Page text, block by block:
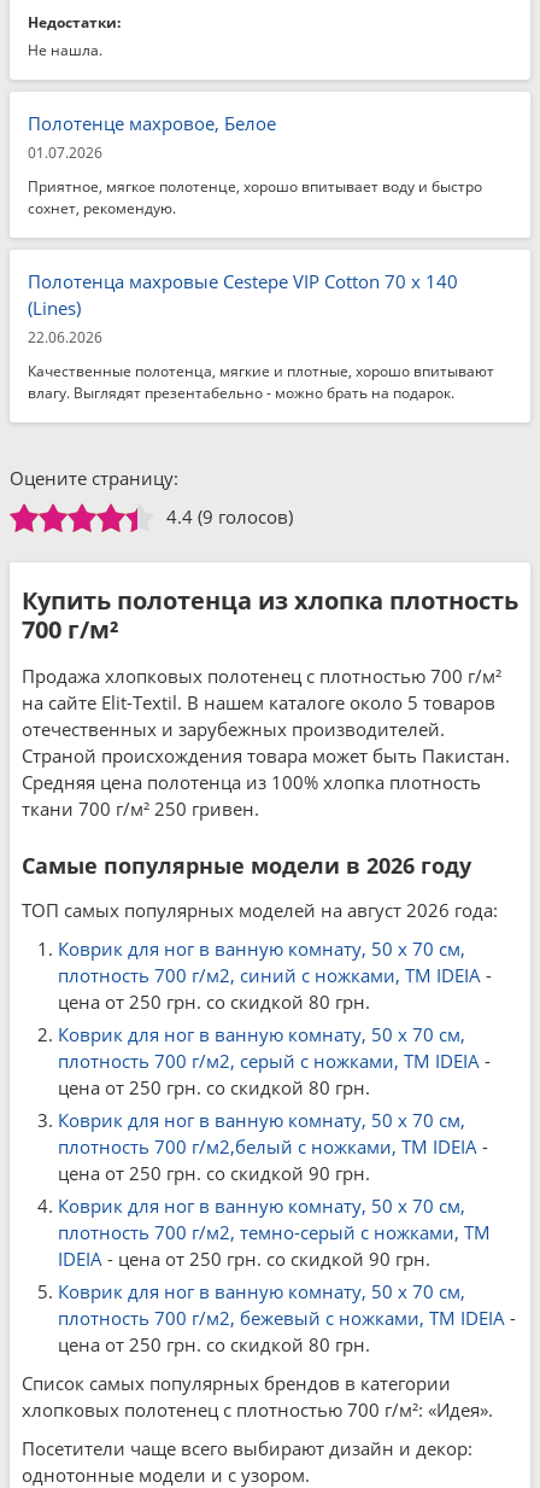
Недостатки:
Не нашла.
Полотенце махровое, Белое
01.07.2026
Приятное, мягкое полотенце, хорошо впитывает воду и быстро
сохнет, рекомендую.
Полотенца махровые Cestepe VIP Cotton 70 x 140
(Lines)
22.06.2026
Качественные полотенца, мягкие и плотные, хорошо впитывают
влагу. Выглядят презентабельно - можно брать на подарок.
Оцените страницу:
4.4 (9 голосов)
Купить полотенца из хлопка плотность
700 г/м²
Продажа хлопковых полотенец с плотностью 700 г/м²
на сайте Elit-Textil. В нашем каталоге около 5 товаров
отечественных и зарубежных производителей.
Страной происхождения товара может быть Пакистан.
Средняя цена полотенца из 100% хлопка плотность
ткани 700 г/м² 250 гривен.
Самые популярные модели в 2026 году
ТОП самых популярных моделей на август 2026 года:
Коврик для ног в ванную комнату, 50 x 70 см,
плотность 700 г/м2, синий с ножками, ТМ IDEIA -
цена от 250 грн. со скидкой 80 грн.
Коврик для ног в ванную комнату, 50 x 70 см,
плотность 700 г/м2, серый с ножками, ТМ IDEIA -
цена от 250 грн. со скидкой 80 грн.
Коврик для ног в ванную комнату, 50 x 70 см,
плотность 700 г/м2,белый с ножками, ТМ IDEIA -
цена от 250 грн. со скидкой 90 грн.
Коврик для ног в ванную комнату, 50 x 70 см,
плотность 700 г/м2, темно-серый с ножками, ТМ
IDEIA - цена от 250 грн. со скидкой 90 грн.
Коврик для ног в ванную комнату, 50 x 70 см,
плотность 700 г/м2, бежевый с ножками, ТМ IDEIA -
цена от 250 грн. со скидкой 80 грн.
Список самых популярных брендов в категории
хлопковых полотенец с плотностью 700 г/м²: «Идея».
Посетители чаще всего выбирают дизайн и декор:
однотонные модели и с узором.